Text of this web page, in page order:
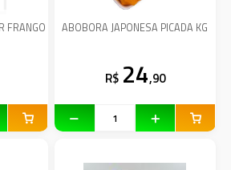
FRANGO ABOBORA JAPONESA PICADA KG
R$ 24,90